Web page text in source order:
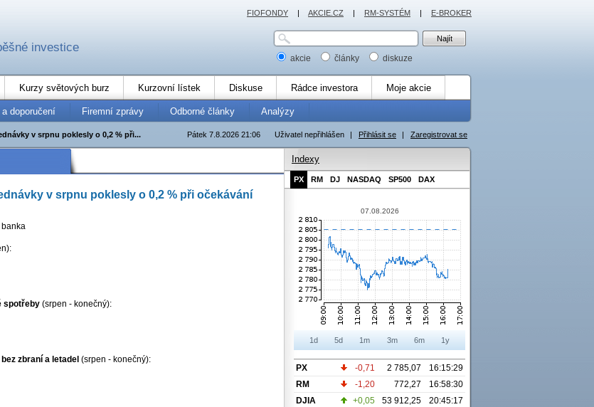
investice
akcie články diskuze
Kurzy světových burz Kurzovní lístek Diskuse Rádce investora Moje akcie
a doporučení Firemní zprávy Odborné články Analýzy
Uživatel nepřihlášen | Přihlásit se | Zaregistrovat se
Pátek 7.8.2026 21:06
v srpnu poklesly o 0,2 % při...
v srpnu poklesly o 0,2 % při očekávání
banka
spotřeby (srpen - konečný):
zbraní a letadel (srpen - konečný):
Indexy
PX RM DJ NASDAQ SP500 DAX
07.08.2026
1d 5d 1m 3m 6m 1y
PX -0,71 2 785,07
16:15:29
RM
-1,20 772,27
16:58:30
DJIA
+0,05 53 912,25
20:45:17
FIOFONDY | AKCIE.CZ | RM-SYSTÉM | E-BROKER